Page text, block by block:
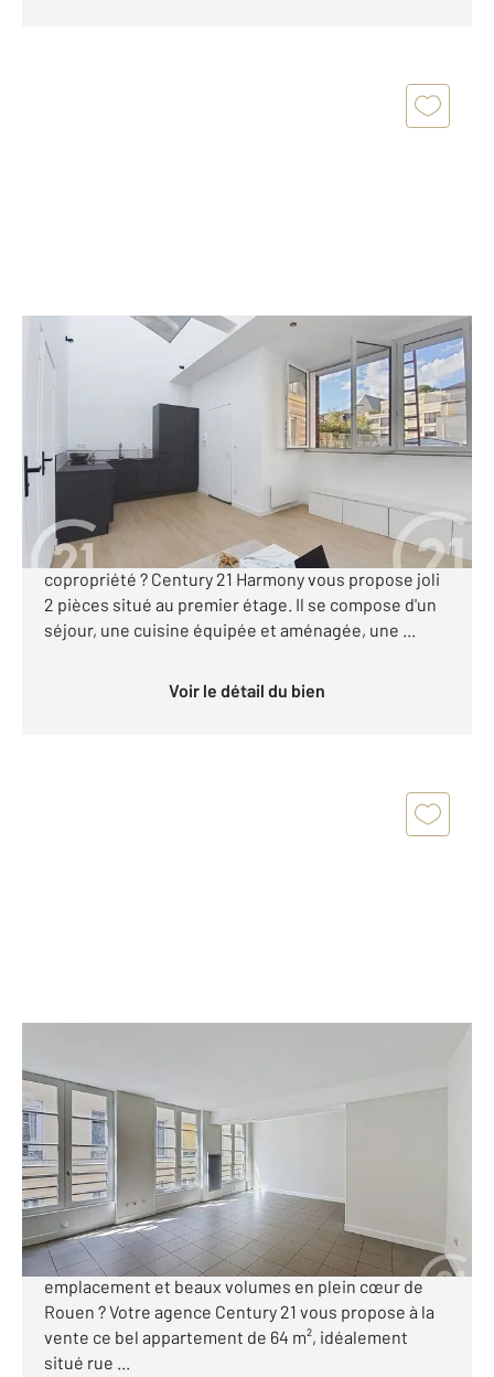
ROUEN 76
46 m
Ref : 34411
188 000 €
[C A VENDRE] ROUEN - HOTEL DE VILLE Vous
recherchez un appartement rénové dans une belle
copropriété ? Century 21 Harmony vous propose joli
2 pièces situé au premier étage. Il se compose d'un
séjour, une cuisine équipée et aménagée, une ...
Voir le détail du bien
63,97 m
Ref : 34355
Appartement F3 à vendre
199 000 €
[C à vendre] Rouen Palais de Justice Vous
recherchez un appartement alliant cachet,
emplacement et beaux volumes en plein cœur de
Rouen ? Votre agence Century 21 vous propose à la
vente ce bel appartement de 64 m², idéalement
situé rue ...